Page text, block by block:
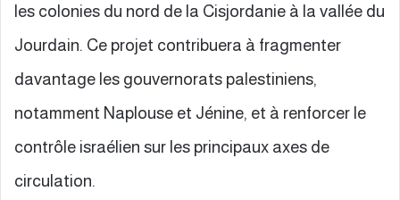
les colonies du nord de la Cisjordanie à la vallée du
Jourdain. Ce projet contribuera à fragmenter
davantage les gouvernorats palestiniens,
notamment Naplouse et Jénine, et à renforcer le
contrôle israélien sur les principaux axes de
circulation.